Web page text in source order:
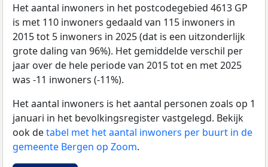
Het aantal inwoners in het postcodegebied 4613 GP
is met 110 inwoners gedaald van 115 inwoners in
2015 tot 5 inwoners in 2025 (dat is een uitzonderlijk
grote daling van 96%). Het gemiddelde verschil per
jaar over de hele periode van 2015 tot en met 2025
was -11 inwoners (-11%).
Het aantal inwoners is het aantal personen zoals op 1
januari in het bevolkingsregister vastgelegd. Bekijk
ook detabel met het aantal inwoners per buurt in de
gemeente Bergen op Zoom.